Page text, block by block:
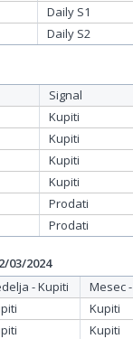
Daily S1
Daily S2
Signal
Kupiti
Kupiti
Kupiti
Kupiti
Prodati
Prodati
03/2024
- Kupiti
Mesec
Kupiti
Kupiti